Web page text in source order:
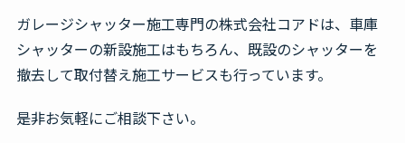
ガレージシャッター施工専門の株式会社コアドは、車庫
シャッターの新設施工はもちろん、既設のシャッターを
撤去して取付替え施工サービスも行っています。
是非お気軽にご相談下さい。